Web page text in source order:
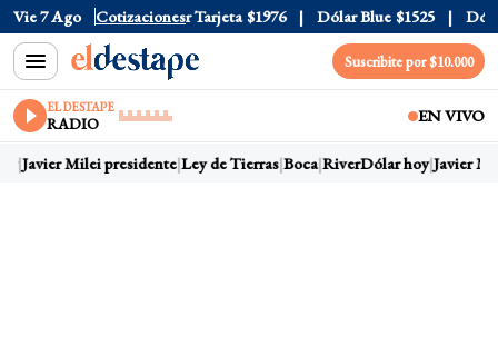
Vie 7 Ago Cotizaciones
$1520 Dólar Tarjeta $1976 Dólar Blue $1525 Dólar
Suscribite por $10.000
EL DESTAPE
RADIO EN VIVO
Javier Milei presidente Ley de Tierras Boca RiverDólar hoy Javier